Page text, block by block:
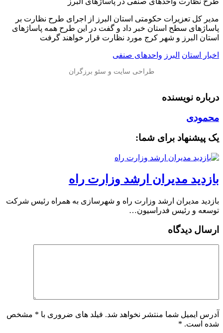
مدیر کل تعزیرات حکومتی استان البرز از اجرای طرح نظارت بر
پاساژهای سطح استان خبر داد و گفت در این طرح همه پاساژهای
استان البرز و شهر کرج مورد نظارت قرار خواهند گرفت
اخبار استان البرز واحدهای صنفی
درباره نویسنده
محمودی
یک پیشنهاد برای شما:
بازدید مدیران ارشد وزارت راه
بازدید مدیران ارشد وزارت راه و شهرسازی به همراه رئیس شرکت
توسعه و رئیس فدراسیون…
ارسال دیدگاه
آدرس ایمیل شما منتشر نخواهد شد. فیلد های ضروری با * مشخص
شده است. *